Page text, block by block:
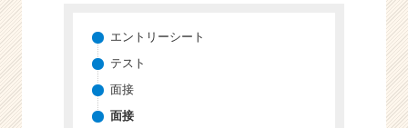
チ
エントリーシート
テスト
面接
面接